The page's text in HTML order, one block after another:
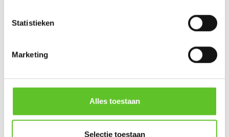
Statistieken
Marketing
Alles toestaan
Selectie toestaan
4. Ons gedacht